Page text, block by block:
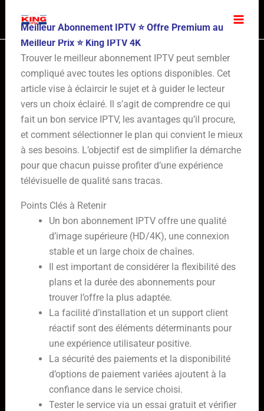
content
Meilleur Abonnement IPTV ⭐ Offre Premium au
Meilleur Prix ⭐ King IPTV 4K
Trouver le meilleur abonnement IPTV peut sembler
compliqué avec toutes les options disponibles. Cet
article vise à éclaircir le sujet et à guider le lecteur
vers un choix éclairé. Il s’agit de comprendre ce qui
fait un bon service IPTV, les avantages qu’il procure,
et comment sélectionner le plan qui convient le mieux
à ses besoins. L’objectif est de simplifier la démarche
pour que chacun puisse profiter d’une expérience
télévisuelle de qualité sans tracas.
Points Clés à Retenir
Un bon abonnement IPTV offre une qualité
d’image supérieure (HD/4K), une connexion
stable et un large choix de chaînes.
Il est important de considérer la flexibilité des
plans et la durée des abonnements pour
trouver l’offre la plus adaptée.
La facilité d’installation et un support client
réactif sont des éléments déterminants pour
une expérience utilisateur positive.
La sécurité des paiements et la disponibilité
d’options de paiement variées ajoutent à la
confiance dans le service choisi.
Tester le service via un essai gratuit et vérifier